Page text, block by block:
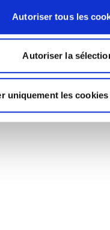
Autoriser tous les
Autoriser la
uniquement les